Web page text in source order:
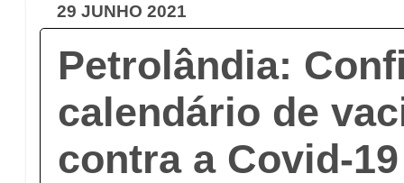
29 JUNHO 2021
Petrolândia:
calendário de
contra a Covid-19